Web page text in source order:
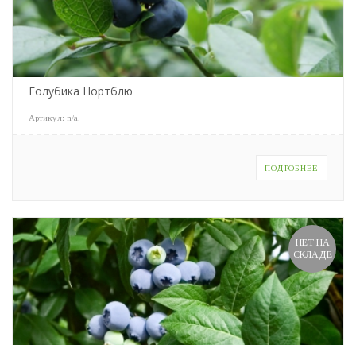
Голубика Нортблю
Артикул: n/a
ПОДРОБНЕЕ
НЕТ НА
СКЛАДЕ